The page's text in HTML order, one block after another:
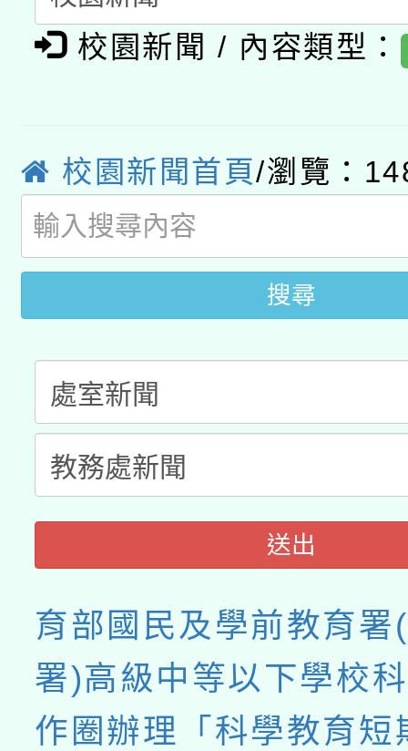
關事宜
轉知教育部國民及學前
國立臺灣師範大學辦
業成長研習」實施計畫
函轉國家教育研究院中
族教育國際趨勢與發展
新北市政府教育局辦理
師專業成長研習實施計
方素養工作坊新北場」
函轉國立臺灣師範大學
族語言臺北學習中心
「族語學習班」招生簡
轉知有關國立成功大學
文教學共融平台-教案
教育部國民及學前教育
年度COVID-19疫苗接
接種之民眾」措施，延
月28日止
校園新聞 / 內容類型：
校園新聞首頁/瀏覽：
搜尋
送出
育部國民及學前教育署
署)高級中等以下學校
作圈辦理「科學教育短